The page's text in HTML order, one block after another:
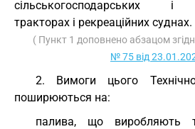
сільськогосподарських і
тракторах і рекреаційних суднах.
( Пункт 1 доповнено абзацом
№ 75 від
2. Вимоги цього
поширюються на:
палива, що виробляють